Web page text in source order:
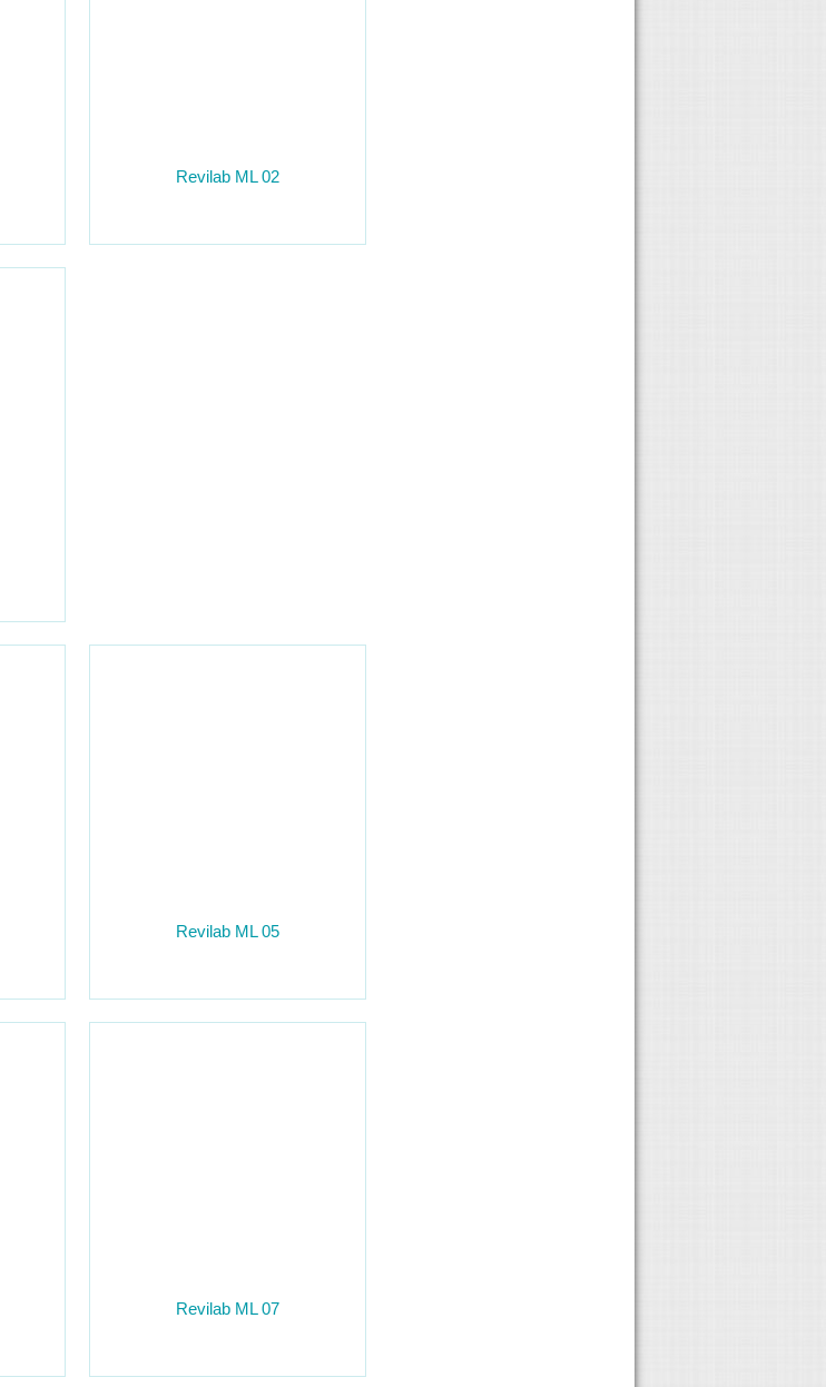
Revilab ML 02
Revilab ML 05
Revilab ML 07